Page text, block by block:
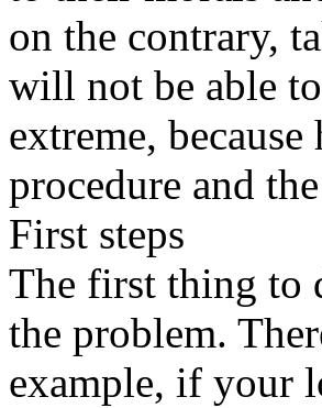
on the contrary,
will not be able
extreme,
procedure and
First steps
The first thing to
the problem.
example, if your